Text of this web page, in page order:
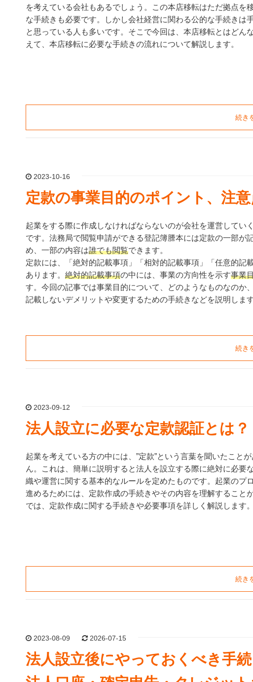
を考えている会社もあるでしょう。この本店移転はただ拠点を
な手続きも必要です。しかし会社経営に関わる公的な手続きは
と思っている人も多いです。そこで今回は、本店移転とはどん
えて、本店移転に必要な手続きの流れについて解説します。
続き
2023-10-16
定款の事業目的のポイント、注
起業をする際に作成しなければならないのが会社を運営してい
です。法務局で閲覧申請ができる登記簿謄本には定款の一部が
め、一部の内容は誰でも閲覧できます。
定款には、「絶対的記載事項」「相対的記載事項」「任意的記
あります。 絶対的記載事項の中には、事業の方向性を示す事業
す。今回の記事では事業目的について、どのようなものなのか
記載しないデメリットや変更するための手続きなどを説明します
続き
2023-09-12
法人設立に必要な定款認証とは？
起業を考えている方の中には、”定款”という言葉を聞いたこと
ん。これは、簡単に説明すると法人を設立する際に絶対に必要
織や運営に関する基本的なルールを定めたものです。起業のプ
進めるためには、定款作成の手続きやその内容を理解すること
では、定款作成に関する手続きや必要事項を詳しく解説します。
続き
2023-08-09 2026-07-15
法人設立後にやっておくべき手